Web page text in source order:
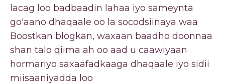
lacag loo badbaadin lahaa iyo sameynta
go'aano dhaqaale oo la socodsiinaya waa
Boostkan blogkan, waxaan baadho doonnaa
shan talo qiima ah oo aad u caawiyaan
hormariyo saxaafadkaaga dhaqaale iyo sidii
miisaaniyadda loo